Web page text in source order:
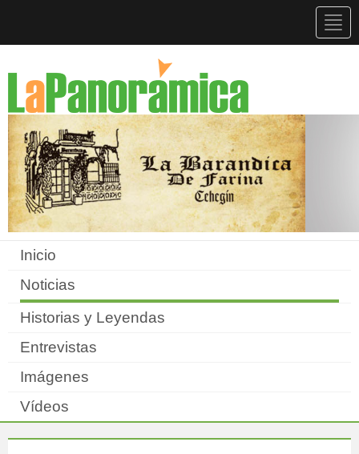
Inicio
Noticias
Historias y Leyendas
Entrevistas
Imágenes
Vídeos